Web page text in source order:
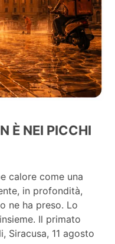
È NEI PICCHI
calore come una
in profondità,
ne ha preso. Lo
Il primato
Siracusa, 11 agosto